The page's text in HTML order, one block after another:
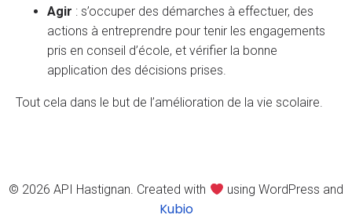
Agir : s’occuper des démarches à effectuer, des
actions à entreprendre pour tenir les engagements
pris en conseil d’école, et vérifier la bonne
application des décisions prises.
Tout cela dans le but de l’amélioration de la vie scolaire.
© 2026 API Hastignan. Created with using WordPress and
Kubio